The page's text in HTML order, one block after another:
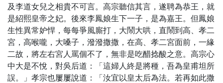
及李道女兒之相貴不可言。高宗聽信其言，遂聘為恭王，就
是紹熙皇帝之妃。後來李鳳娘生下一子，是為嘉王。但鳳娘
生性異常妒悍，每每爭風廝打，大鬧大哄，直鬧到高、孝二
宮，高喉嚨，大嗓子，潑潑撒撒，在高、孝二宮面前，一緣
二故，將左右宮人罵個不了，無非是吃醋捻酸之意。高宗心
中大是不悅，對吳后道：「這婦人終是將種，吾為皇甫坦所
誤。」孝宗也屢屢說道：「汝宜以皇太后為法。若再如此撒